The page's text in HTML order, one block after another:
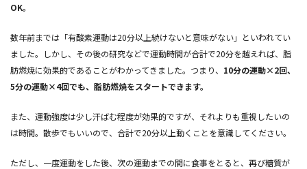
OK。
数年前までは「有酸素運動は20分以上続けないと意味がない」といわれてい
ました。しかし、その後の研究などで運動時間が合計で20分を越えれば、脂
肪燃焼に効果的であることがわかってきました。つまり、 10分の運動×2回、
5分の運動×4回でも、脂肪燃焼をスタートできます。
また、運動強度は少し汗ばむ程度が効果的ですが、それよりも重視したいの
は時間。散歩でもいいので、合計で20分以上動くことを意識してください。
ただし、一度運動をした後、次の運動までの間に食事をとると、再び糖質が